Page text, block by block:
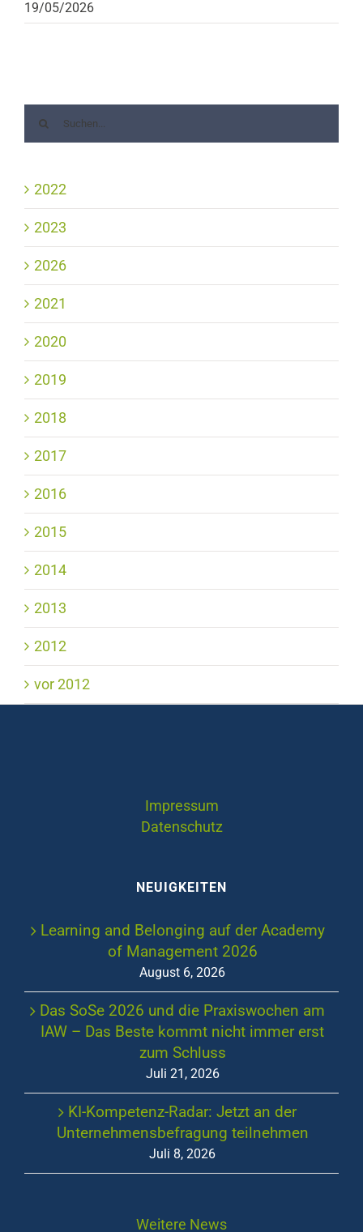
19/05/2026
2022
2023
2026
2021
2020
2019
2018
2017
2016
2015
2014
2013
2012
vor 2012
Impressum
Datenschutz
NEUIGKEITEN
Learning and Belonging auf der Academy
of Management 2026
August 6, 2026
Das SoSe 2026 und die Praxiswochen am
IAW – Das Beste kommt nicht immer erst
zum Schluss
Juli 21, 2026
KI-Kompetenz-Radar: Jetzt an der
Unternehmensbefragung teilnehmen
Juli 8, 2026
Weitere News